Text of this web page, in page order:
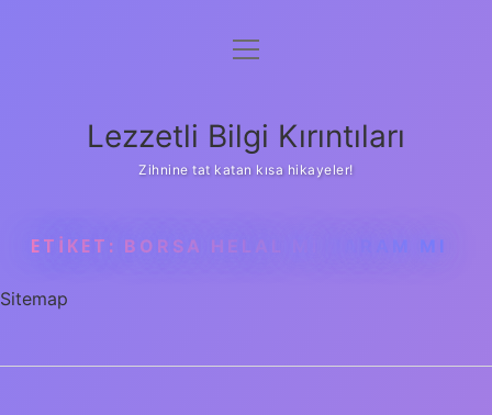
Anasayfa
Yasal Uyarı
menüyü
Lezzetli Bilgi Kırıntıları
Zihnine tat katan kısa hikayeler!
ETIKET: BORSA HELAL MI HARAM MI
Sitemap